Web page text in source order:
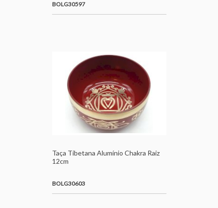
BOLG30597
Taça Tibetana Alumínio Chakra Raiz
12cm
BOLG30603